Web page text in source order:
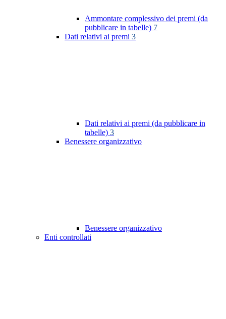
Ammontare complessivo dei premi (da
pubblicare in tabelle) 7
Dati relativi ai premi 3
Dati relativi ai premi (da pubblicare in
tabelle) 3
Benessere organizzativo
Benessere organizzativo
Enti controllati